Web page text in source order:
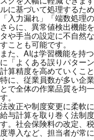
ルに基づいて処理するた
「入力漏れ」「端数処理
さらに、異常値検出機能
タや手当の設定に不自然
すことも可能です。
また、AIは学習機能を持
に「よくある誤りパター
計算精度を高めていくこと
特に、従業員数が多い企
とで全体の作業品質を均
す。
法改正や制度変更に柔軟
給与計算を取り巻く法制
す。社会保険料の改定、
度導入など、担当者が常